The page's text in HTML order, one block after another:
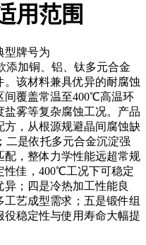
用范围
型牌号为
添加铜、铝、钛多元合金
该材料兼具优异的耐腐蚀
间覆盖常温至400℃高温环
雾等复杂腐蚀工况。产品
，从根源规避晶间腐蚀缺
二是依托多元合金沉淀强
，整体力学性能远超常规
性佳，400℃工况下可稳定
；四是冷热加工性能良
艺成型需求；五是锻件组
稳定性与使用寿命大幅提